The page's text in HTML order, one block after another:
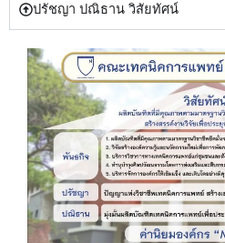
ปรัชญา ปณิธาน วิสัยทัศน์